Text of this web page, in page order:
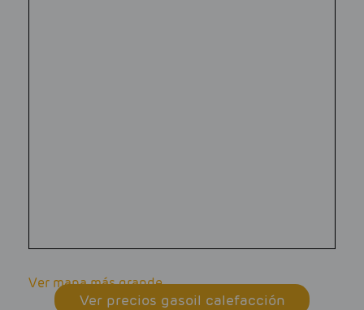
Ver mapa más grande
Ver precios gasoil calefacción